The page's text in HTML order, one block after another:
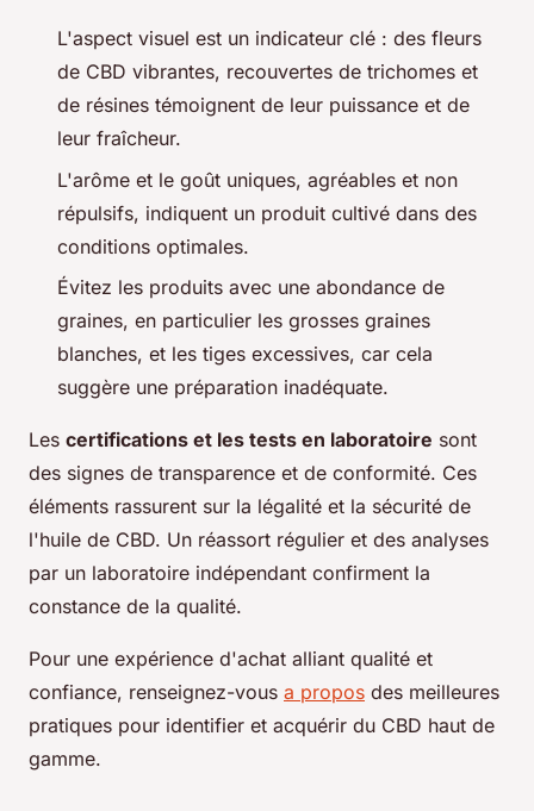
L'aspect visuel est un indicateur clé : des fleurs
de CBD vibrantes, recouvertes de trichomes et
de résines témoignent de leur puissance et de
leur fraîcheur.
L'arôme et le goût uniques, agréables et non
répulsifs, indiquent un produit cultivé dans des
conditions optimales.
Évitez les produits avec une abondance de
graines, en particulier les grosses graines
blanches, et les tiges excessives, car cela
suggère une préparation inadéquate.
Les certifications et les tests en laboratoire sont
des signes de transparence et de conformité. Ces
éléments rassurent sur la légalité et la sécurité de
l'huile de CBD. Un réassort régulier et des analyses
par un laboratoire indépendant confirment la
constance de la qualité.
Pour une expérience d'achat alliant qualité et
confiance, renseignez-vous a propos des meilleures
pratiques pour identifier et acquérir du CBD haut de
gamme.